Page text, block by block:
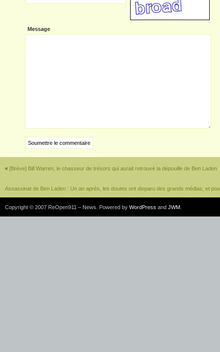
Message
« [Brève] Bill Warren, le chasseur de trésors qui aurait retrouvé la dépouille de Ben Laden
Assassinat de Ben Laden : Un an après, les doutes ont disparu des grands médias, et
Copyright © 2007 ReOpen911 – News. Powered by WordPress and JWM